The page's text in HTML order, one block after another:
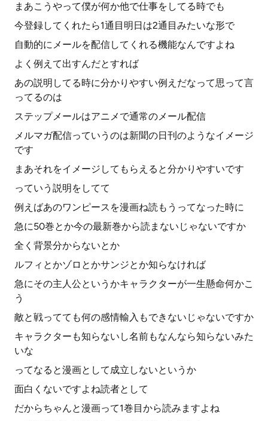
まあこうやって僕が何か他で仕事をしてる時でも
今登録してくれたら1通目明日は2通目みたいな形で
自動的にメールを配信してくれる機能なんですよね
よく例えて出すんだとすれば
あの説明してる時に分かりやすい例えだなって思って言
ってるのは
ステップメールはアニメで通常のメール配信
メルマガ配信っていうのは新聞の日刊のようなイメージ
です
まあそれをイメージしてもらえると分かりやすいです
っていう説明をしてて
例えばあのワンピースを漫画ね読もうってなった時に
急に50巻とか今の最新巻から読まないじゃないですか
全く背景分からないとか
ルフィとかゾロとかサンジとか知らなければ
急にその主人公というかキャラクターが一生懸命何かこ
う
敵と戦ってても何の感情輸入もできないじゃないですか
キャラクターも知らないし名前もなんなら知らないみた
いな
ってなると漫画として成立しないというか
面白くないですよね読者として
だからちゃんと漫画って1巻目から読みますよね